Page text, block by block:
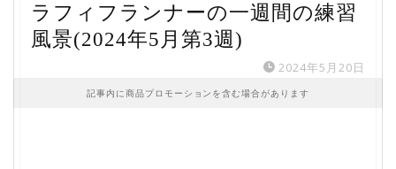
ラフィフランナーの一週間の練習
風景(2024年5月第3週)
2024年5月20日
記事内に商品プロモーションを含む場合があります